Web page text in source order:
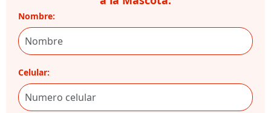
Nombre:
Celular: